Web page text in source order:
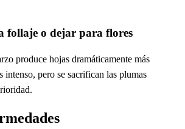
follaje o dejar para flores
produce hojas dramáticamente más
intenso, pero se sacrifican las plumas